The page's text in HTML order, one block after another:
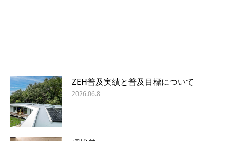
ZEH普及実績と普及目標について
2026.06.8